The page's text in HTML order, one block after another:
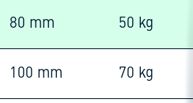
80 mm 50 kg
100 mm 70 kg